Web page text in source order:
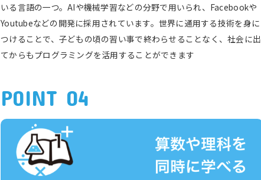
いる言語の一つ。AIや機械学習などの分野で用いられ、Facebookや
Youtubeなどの開発に採用されています。世界に通用する技術を身に
つけることで、子どもの頃の習い事で終わらせることなく、社会に出
てからもプログラミングを活用することができます
POINT 04